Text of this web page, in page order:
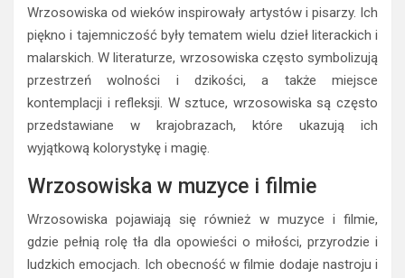
Wrzosowiska od wieków inspirowały artystów i pisarzy. Ich
piękno i tajemniczość były tematem wielu dzieł literackich i
malarskich. W literaturze, wrzosowiska często symbolizują
przestrzeń wolności i dzikości, a także miejsce
kontemplacji i refleksji. W sztuce, wrzosowiska są często
przedstawiane w krajobrazach, które ukazują ich
wyjątkową kolorystykę i magię.
Wrzosowiska w muzyce i filmie
Wrzosowiska pojawiają się również w muzyce i filmie,
gdzie pełnią rolę tła dla opowieści o miłości, przyrodzie i
ludzkich emocjach. Ich obecność w filmie dodaje nastroju i